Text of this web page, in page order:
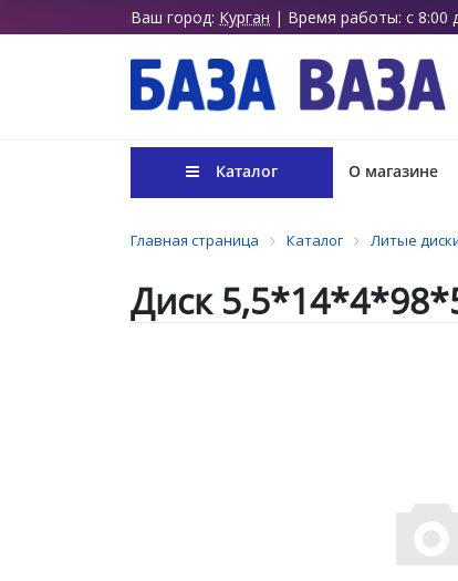
Ваш город: Курган | Время работы: с 8:00
Каталог О магазине
Главная страница Каталог Литые
Диск